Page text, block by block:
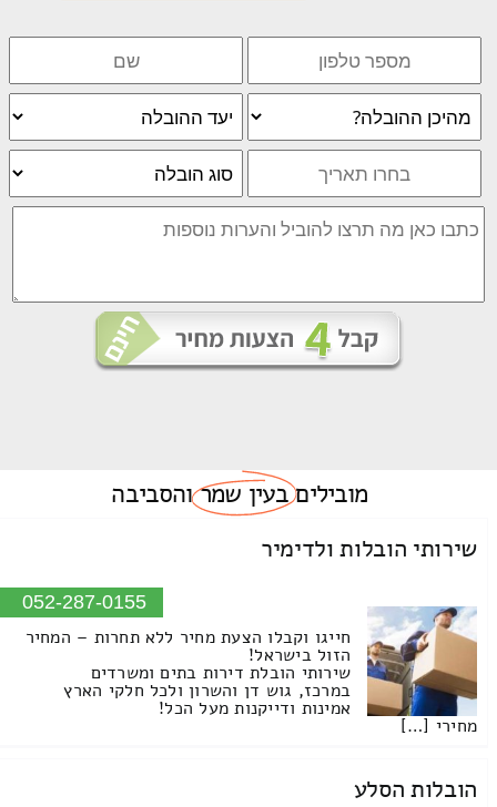
מוביליםבעין שמרוהסביבה
שירותי הובלות ולדימיר
052-287-0155
חייגו וקבלו הצעת מחיר ללא תחרות – המחיר
הזול בישראל!
שירותי הובלת דירות בתים ומשרדים
במרכז, גוש דן והשרון ולכל חלקי הארץ
אמינות ודייקנות מעל הכל!
מחירי […]
הובלות הסלע